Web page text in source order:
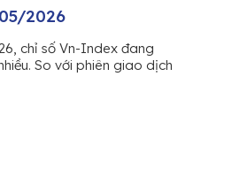
2026
chỉ số Vn-Index đang
So với phiên giao dịch